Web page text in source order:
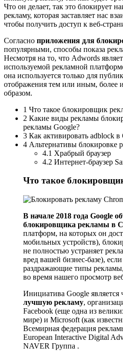
Что он делает, так это блокирует
рекламу, которая заставляет нас
чтобы получить доступ к веб-
Согласно приложения для
популярными, способы показа
Несмотря на то, что Adwords
используемой рекламной
она используется только для
отображения тем или иным, более
образом.
1 Что такое блокировщик
2 Какие виды рекламы
рекламы Google?
3 Как активировать adblock
4 Альтернативы блокировке
4.1 Храбрый браузер
4.2 Интернет-браузер
Что такое
В начале 2018 года Google
блокировщика рекламы в
платформ, на которых он
мобильных устройств),
не полностью устраняет
вред вашей бизнес-базе),
раздражающие типы
во время нашего просмотр
Инициатива Google является
лучшую рекламу,
Facebook (еще одна из
мире) и Microsoft (как
Всемирная федерация
European Interactive Digital
NAVER Группа .